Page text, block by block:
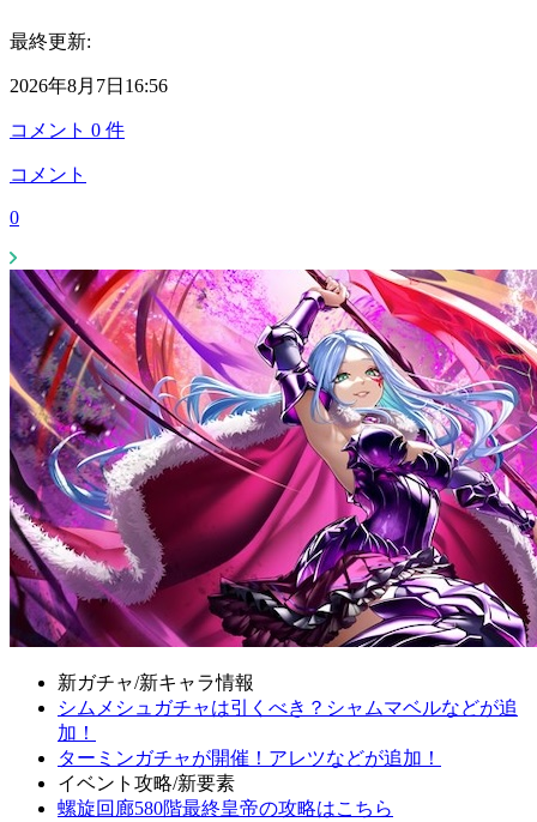
最終更新:
2026年8月7日16:56
コメント 0 件
コメント
0
新ガチャ/新キャラ情報
シムメシュガチャは引くべき？シャムマベルなどが追
加！
ターミンガチャが開催！アレツなどが追加！
イベント攻略/新要素
螺旋回廊580階最終皇帝の攻略はこちら